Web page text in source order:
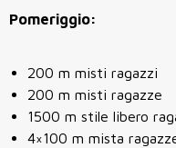
Pomeriggio:
200 m misti ragazzi
200 m misti ragazze
1500 m stile libero
4×100 m mista